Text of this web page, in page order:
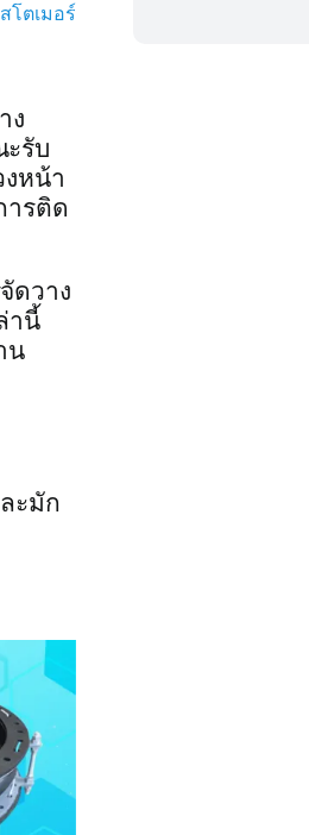
โตเมอร์
ง
รับ
หน้า
ารติด
ดวาง
านี้
น
ะมัก